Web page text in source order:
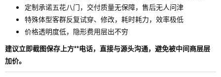
定制承诺五花八门，交付质量无保障，售后无人问津
特殊体型客群反复试穿、修改，耗时耗力，效率极低
价格透明度低，隐形费用层出不穷
建议立即截图保存上方**电话，直接与源头沟通，避免被中间商层层
加价。